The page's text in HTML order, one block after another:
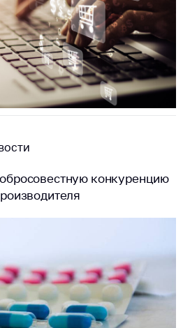
конкуренцию